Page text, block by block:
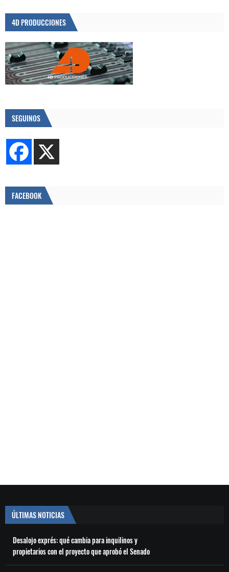
4D PRODUCCIONES
SEGUINOS
FACEBOOK
ÚLTIMAS NOTICIAS
Desalojo exprés: qué cambia para inquilinos y
propietarios con el proyecto que aprobó el Senado